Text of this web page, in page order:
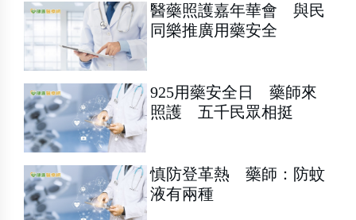
醫藥照護嘉年華會 與民
同樂推廣用藥安全
925用藥安全日 藥師來
照護 五千民眾相挺
慎防登革熱 藥師：防蚊
液有兩種